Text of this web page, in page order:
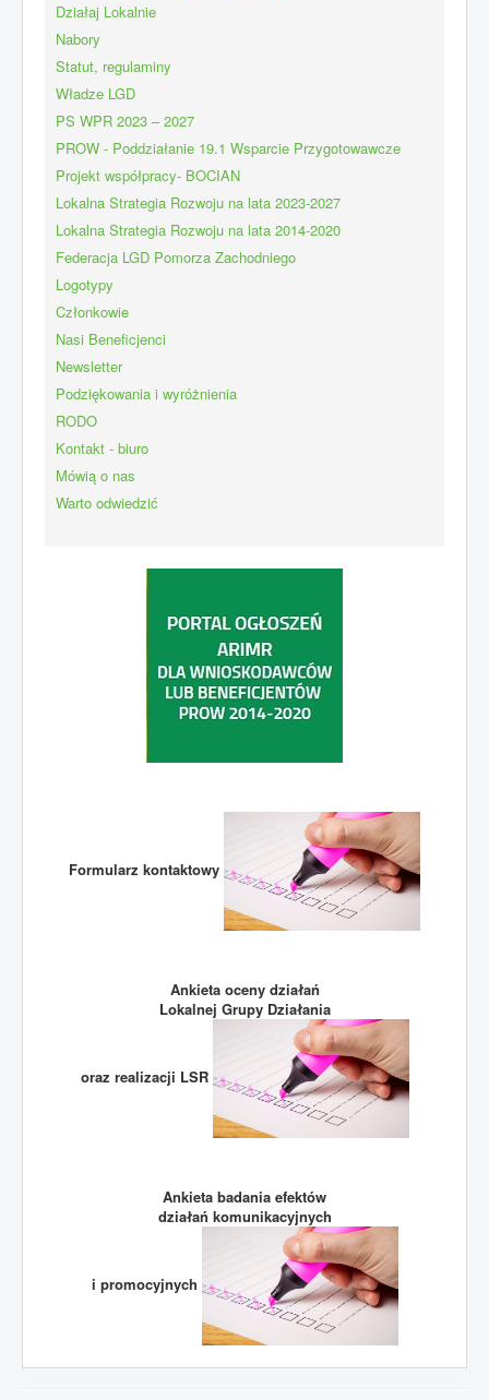
Działaj Lokalnie
Nabory
Statut, regulaminy
Władze LGD
PS WPR 2023 – 2027
PROW - Poddziałanie 19.1 Wsparcie Przygotowawcze
Projekt współpracy- BOCIAN
Lokalna Strategia Rozwoju na lata 2023-2027
Lokalna Strategia Rozwoju na lata 2014-2020
Federacja LGD Pomorza Zachodniego
Logotypy
Członkowie
Nasi Beneficjenci
Newsletter
Podziękowania i wyróżnienia
RODO
Kontakt - biuro
Mówią o nas
Warto odwiedzić
Formularz kontaktowy
Ankieta oceny działań
Lokalnej Grupy Działania
oraz realizacji LSR
Ankieta badania efektów
działań komunikacyjnych
i promocyjnych